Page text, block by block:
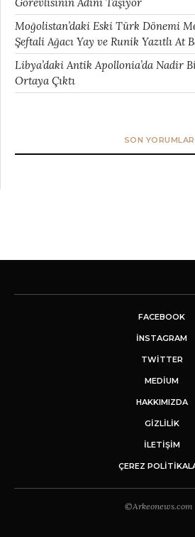
Moğolistan’daki Eski Türk Dönemi
Şeftali Ağacı Yay ve Runik Yazıtlı At
Libya’daki Antik Apollonia’da Nadir
Ortaya Çıktı
SON YORUMLAR
FACEBOOK
INSTAGRAM
TWITTER
MEDIUM
HAKKIMIZDA
GİZLİLİK
İLETIŞIM
ÇEREZ
©Arkeonews.com